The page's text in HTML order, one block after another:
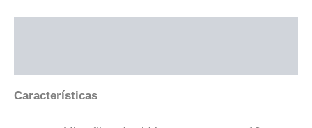
Características